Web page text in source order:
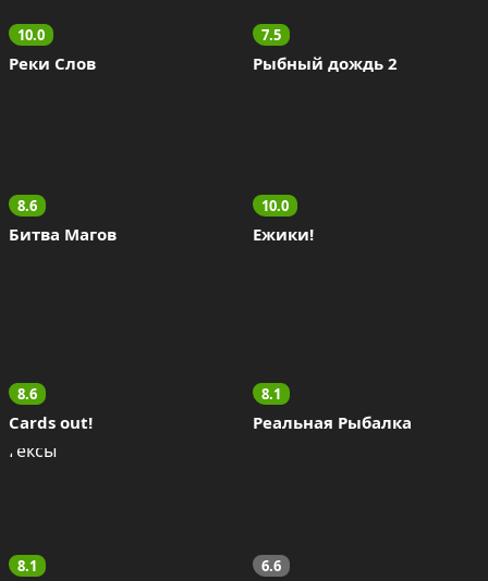
10.0
Реки Слов
7.5
Рыбный дождь 2
8.6
Битва Магов
10.0
Ежики!
8.6
Cards out!
8.1
Реальная Рыбалка
8.1 6.6